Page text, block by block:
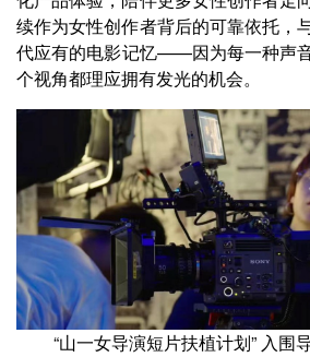
续作为女性创作者背后的可靠依托，
代应有的电影记忆——因为每一种声
个视角都理应拥有发光的机会。
“山一女导演短片扶植计划” 入围